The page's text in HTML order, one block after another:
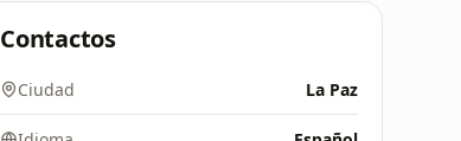
Contactos
Ciudad La Paz